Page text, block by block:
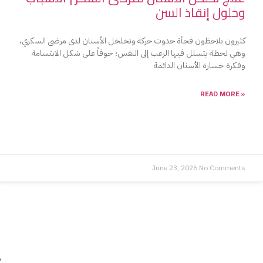
وحلول إنقاذ السن
كثيرون يلاحظون فجأة حدوث حركة وتخلخل الأسنان لدى مرضى السكري،
وهي لحظة يتسلل فيها الرعب إلى النفس؛ خوفاً على شكل الابتسامة
وفكرة خسارة الأسنان الدائمة
READ MORE »
June 23, 2026 No Comments